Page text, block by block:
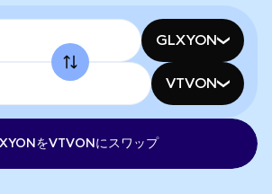
GLXYON
VTVON
をVTVONにスワップ